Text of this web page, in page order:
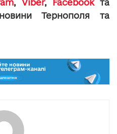
, Viber, Facebookта
Тернополя та